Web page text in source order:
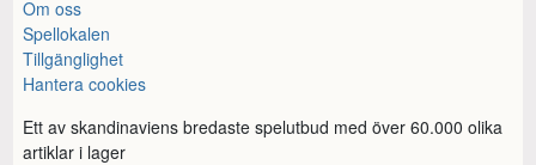
Om oss
Spellokalen
Tillgänglighet
Hantera cookies
Ett av skandinaviens bredaste spelutbud med över 60.000 olika
artiklar i lager